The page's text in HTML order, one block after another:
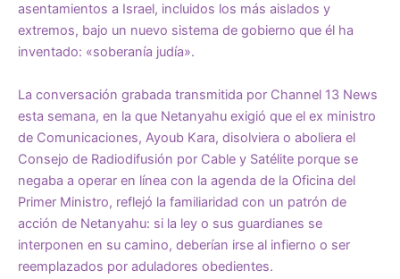
asentamientos a Israel, incluidos los más aislados y
extremos, bajo un nuevo sistema de gobierno que él ha
inventado: «soberanía judía».
La conversación grabada transmitida por Channel 13 News
esta semana, en la que Netanyahu exigió que el ex ministro
de Comunicaciones, Ayoub Kara, disolviera o aboliera el
Consejo de Radiodifusión por Cable y Satélite porque se
negaba a operar en línea con la agenda de la Oficina del
Primer Ministro, reflejó la familiaridad con un patrón de
acción de Netanyahu: si la ley o sus guardianes se
interponen en su camino, deberían irse al infierno o ser
reemplazados por aduladores obedientes.